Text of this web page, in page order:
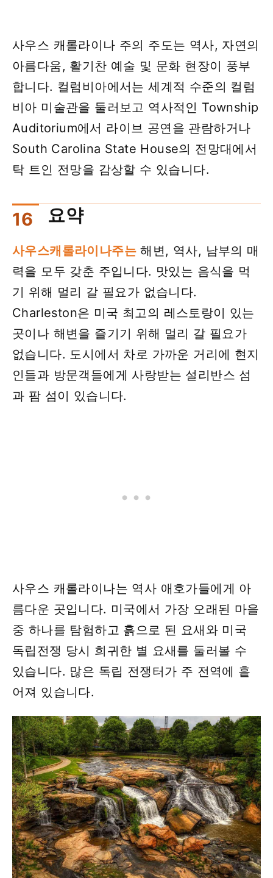
사우스 캐롤라이나 주의 주도는 역사, 자연의
아름다움, 활기찬 예술 및 문화 현장이 풍부
합니다. 컬럼비아에서는 세계적 수준의 컬럼
비아 미술관을 둘러보고 역사적인 Township
Auditorium에서 라이브 공연을 관람하거나
South Carolina State House의 전망대에서
탁 트인 전망을 감상할 수 있습니다.
요약
사우스캐롤라이나주는 해변, 역사, 남부의 매
력을 모두 갖춘 주입니다. 맛있는 음식을 먹
기 위해 멀리 갈 필요가 없습니다.
Charleston은 미국 최고의 레스토랑이 있는
곳이나 해변을 즐기기 위해 멀리 갈 필요가
없습니다. 도시에서 차로 가까운 거리에 현지
인들과 방문객들에게 사랑받는 설리반스 섬
과 팜 섬이 있습니다.
사우스 캐롤라이나는 역사 애호가들에게 아
름다운 곳입니다. 미국에서 가장 오래된 마을
중 하나를 탐험하고 흙으로 된 요새와 미국
독립전쟁 당시 희귀한 별 요새를 둘러볼 수
있습니다. 많은 독립 전쟁터가 주 전역에 흩
어져 있습니다.